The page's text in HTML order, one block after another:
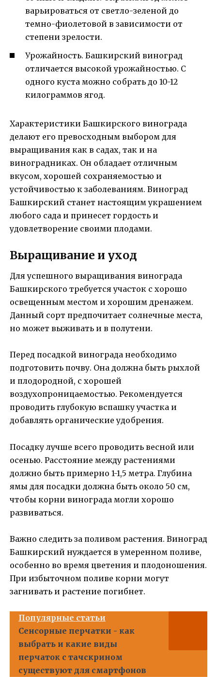
варьироваться от светло-зеленой до
темно-фиолетовой в зависимости от
степени зрелости.
Урожайность. Башкирский виноград
отличается высокой урожайностью. С
одного куста можно собрать до 10-12
килограммов ягод.
Характеристики Башкирского винограда
делают его превосходным выбором для
выращивания как в садах, так и на
виноградниках. Он обладает отличным
вкусом, хорошей сохраняемостью и
устойчивостью к заболеваниям. Виноград
Башкирский станет настоящим украшением
любого сада и принесет гордость и
удовлетворение своими плодами.
Выращивание и уход
Для успешного выращивания винограда
Башкирского требуется участок с хорошо
освещенным местом и хорошим дренажем.
Данный сорт предпочитает солнечные места,
но может выживать и в полутени.
Перед посадкой винограда необходимо
подготовить почву. Она должна быть рыхлой
и плодородной, с хорошей
воздухопроницаемостью. Рекомендуется
проводить глубокую вспашку участка и
добавлять органические удобрения.
Посадку лучше всего проводить весной или
осенью. Расстояние между растениями
должно быть примерно 1-1,5 метра. Глубина
ямы для посадки должна быть около 50 см,
чтобы корни винограда могли хорошо
развиваться.
Важно следить за поливом растения. Виноград
Башкирский нуждается в умеренном поливе,
особенно во время цветения и плодоношения.
При избыточном поливе корни могут
загнивать и растение погибнет.
Популярные статьи
Сенсорные перчатки - как
выбрать и какие виды
перчаток с тачскрином
существуют для смартфонов